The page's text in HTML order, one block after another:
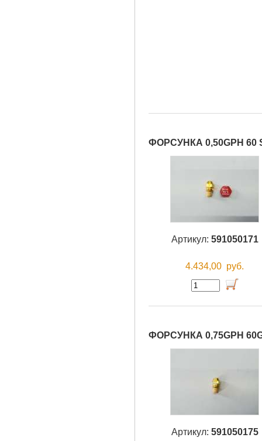
ФОРСУНКА 0,50GPH 60
Артикул: 591050171
4.434,00 руб.
ФОРСУНКА 0,75GPH
Артикул: 591050175